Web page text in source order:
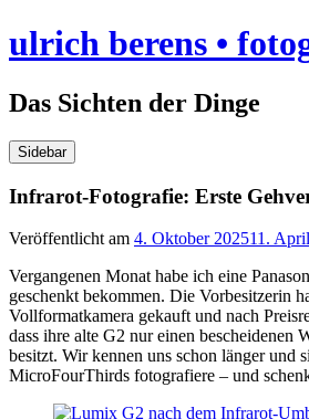
Skip
to
ulrich berens •
Das Sichten der Dinge
Sidebar
Infrarot-Fotografie: Erste
Veröffentlicht am 4. Oktober 202511.
Vergangenen Monat habe ich eine
geschenkt bekommen. Die Vorbesitzerin
Vollformatkamera gekauft und nach
dass ihre alte G2 nur einen bescheidenen
besitzt. Wir kennen uns schon länger und
MicroFourThirds fotografiere – und